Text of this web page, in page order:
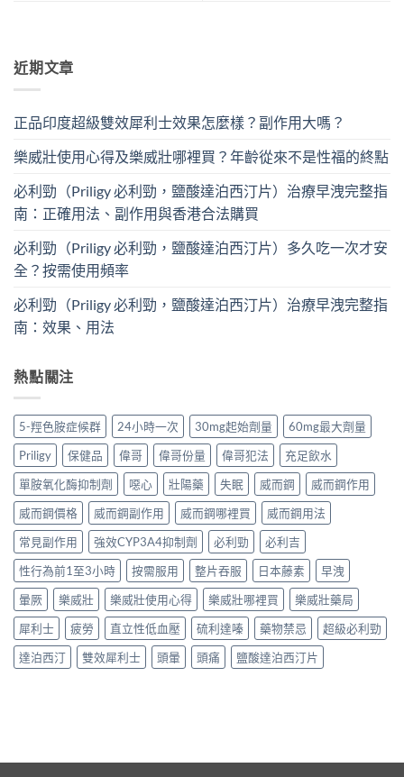
近期文章
正品印度超級雙效犀利士效果怎麼樣？副作用大嗎？
樂威壯使用心得及樂威壯哪裡買？年齡從來不是性福的終點
必利勁（Priligy 必利勁，鹽酸達泊西汀片）治療早洩完整指
南：正確用法、副作用與香港合法購買
必利勁（Priligy 必利勁，鹽酸達泊西汀片）多久吃一次才安
全？按需使用頻率
必利勁（Priligy 必利勁，鹽酸達泊西汀片）治療早洩完整指
南：效果、用法
熱點關注
5-羥色胺症候群 24小時一次 30mg起始劑量
60mg最大劑量
Priligy
保健品 偉哥 偉哥份量 偉哥犯法
充足飲水
單胺氧化酶抑制劑
噁心 壯陽藥 失眠 威而鋼
威而鋼作用
威而鋼價格
威而鋼副作用 威而鋼哪裡買
威而鋼用法
常見副作用
強效CYP3A4抑制劑 必利勁
必利吉
性行為前1至3小時
按需服用 整片吞服 日本藤素
早洩
暈厥
樂威壯 樂威壯使用心得 樂威壯哪裡買
樂威壯藥局
犀利士
疲勞 直立性低血壓 硫利達嗪 藥物禁忌
超級必利勁
達泊西汀
雙效犀利士 頭暈 頭痛 鹽酸達泊西汀片